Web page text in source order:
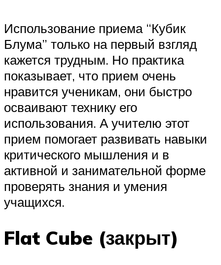
Использование приема “Кубик
Блума” только на первый взгляд
кажется трудным. Но практика
показывает, что прием очень
нравится ученикам, они быстро
осваивают технику его
использования. А учителю этот
прием помогает развивать навыки
критического мышления и в
активной и занимательной форме
проверять знания и умения
учащихся.
Flat Cube (закрыт)